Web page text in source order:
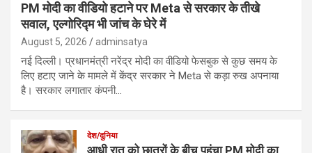
PM मोदी का वीडियो हटाने पर Meta से सरकार के तीखे
सवाल, एल्गोरिद्म भी जांच के घेरे में
August 5, 2026 adminsatya
नई दिल्ली। प्रधानमंत्री नरेंद्र मोदी का वीडियो फेसबुक से कुछ समय के
लिए हटाए जाने के मामले में केंद्र सरकार ने Meta से कड़ा रुख अपनाया
है। सरकार लगातार कंपनी…
देश/दुनिया